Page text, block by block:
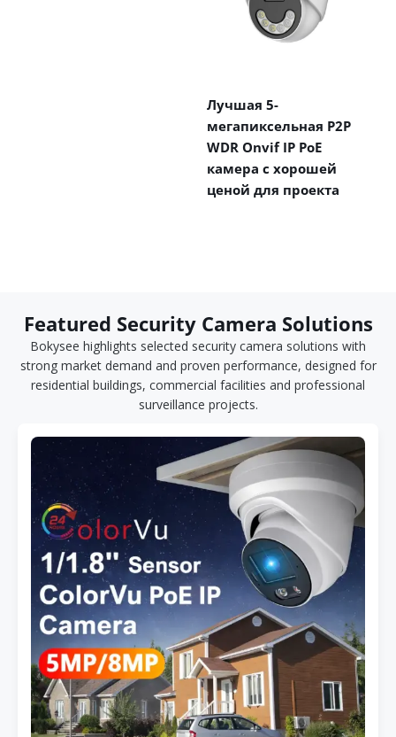
Лучшая 5-
мегапиксельная P2P
WDR Onvif IP PoE
камера с хорошей
ценой для проекта
Featured Security Camera Solutions
Bokysee highlights selected security camera solutions with
strong market demand and proven performance, designed for
residential buildings, commercial facilities and professional
surveillance projects.